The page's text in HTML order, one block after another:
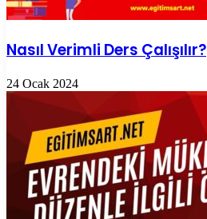
Nasıl Verimli Ders Çalışılır?
24 Ocak 2024